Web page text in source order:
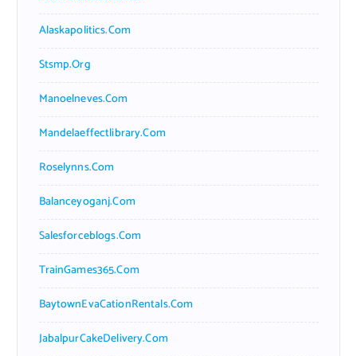
Alaskapolitics.com
Stsmp.org
Manoelneves.com
Mandelaeffectlibrary.com
Roselynns.com
Balanceyoganj.com
Salesforceblogs.com
TrainGames365.com
BaytownEvaCationRentals.com
JabalpurCakeDelivery.com